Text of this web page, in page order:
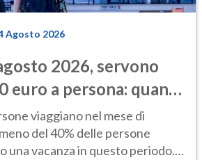
Agosto 2026
2026, servono
euro a persona: quanto
e trasporti
viaggiano nel mese di
del 40% delle persone
una vacanza in questo periodo.